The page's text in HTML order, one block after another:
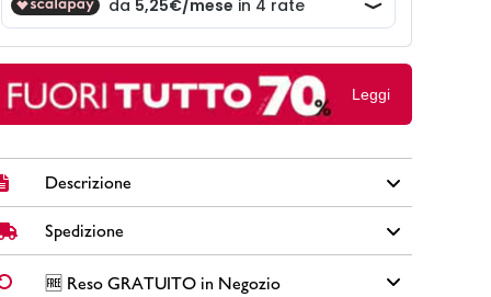
Leggi
Descrizione
Scarpe da running Reebok Royal Pervader in tessuto
mesh e similpelle colore nero, grigio e giallo con suola in
gomma, fodera e sottopiede in tessuto, tiranti, dettagli
Spedizione
✅ Spedizione Standard GRATUITA DA € 30➡️ Consegna in
2-
🆓 Reso GRATUITO in Negozio